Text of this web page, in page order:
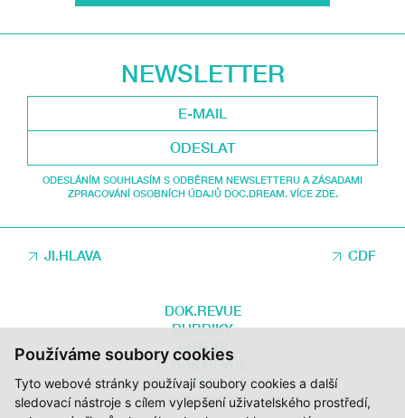
Používáme soubory cookies
Tyto webové stránky používají soubory cookies a další
sledovací nástroje s cílem vylepšení uživatelského prostředí,
NEWSLETTER
ODESLAT
ODESLÁNÍM SOUHLASÍM S ODBĚREM NEWSLETTERU A ZÁSADAMI
ZPRACOVÁNÍ OSOBNÍCH ÚDAJŮ DOC.DREAM. VÍCE ZDE.
JI.HLAVA CDF
DOK.REVUE
RUBRIKY
AUTOŘI
O DOK.REVUE
PODPOŘTE NÁS
KONTAKTY